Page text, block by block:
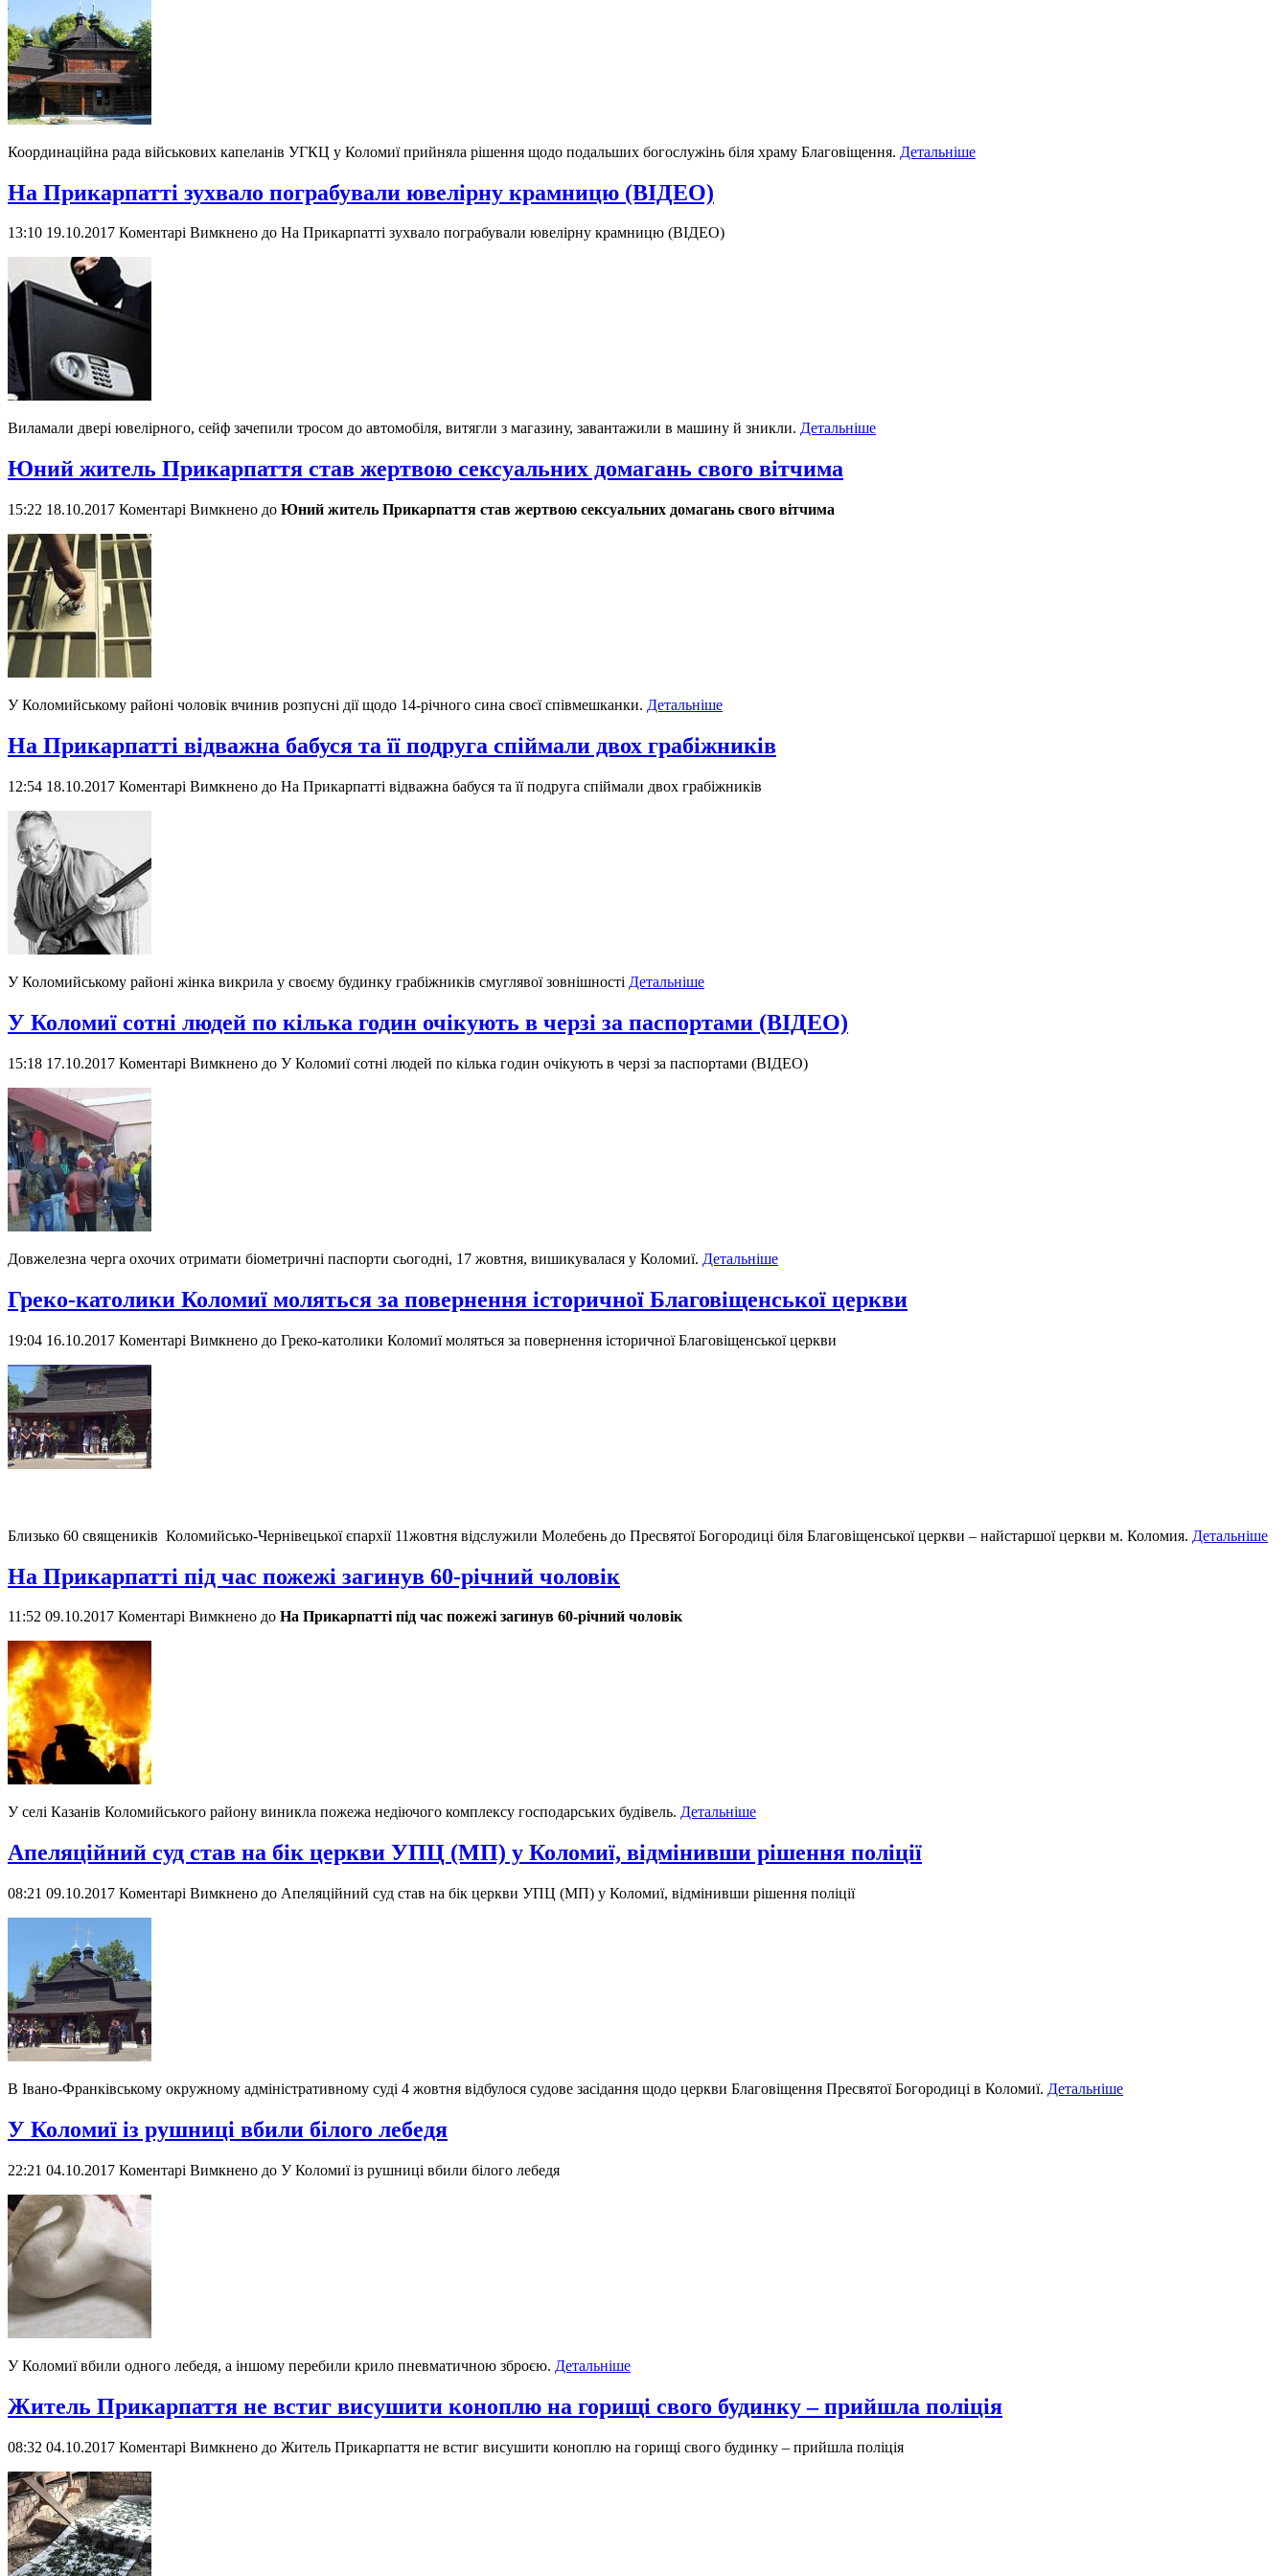
Координаційна рада військових капеланів УГКЦ у Коломиї прийняла рішення щодо подальших богослужінь біля храму Благовіщення. Детальніше
На Прикарпатті зухвало пограбували ювелірну крамницю (ВІДЕО)
13:10 19.10.2017 Коментарі Вимкнено до На Прикарпатті зухвало пограбували ювелірну крамницю (ВІДЕО)
Виламали двері ювелірного, сейф зачепили тросом до автомобіля, витягли з магазину, завантажили в машину й зникли. Детальніше
Юний житель Прикарпаття став жертвою сексуальних домагань свого вітчима
15:22 18.10.2017 Коментарі Вимкнено до Юний житель Прикарпаття став жертвою сексуальних домагань свого вітчима
У Коломийському районі чоловік вчинив розпусні дії щодо 14-річного сина своєї співмешканки. Детальніше
На Прикарпатті відважна бабуся та її подруга спіймали двох грабіжників
12:54 18.10.2017 Коментарі Вимкнено до На Прикарпатті відважна бабуся та її подруга спіймали двох грабіжників
У Коломийському районі жінка викрила у своєму будинку грабіжників смуглявої зовнішності Детальніше
У Коломиї сотні людей по кілька годин очікують в черзі за паспортами (ВІДЕО)
15:18 17.10.2017 Коментарі Вимкнено до У Коломиї сотні людей по кілька годин очікують в черзі за паспортами (ВІДЕО)
Довжелезна черга охочих отримати біометричні паспорти сьогодні, 17 жовтня, вишикувалася у Коломиї. Детальніше
Греко-католики Коломиї моляться за повернення історичної Благовіщенської церкви
19:04 16.10.2017 Коментарі Вимкнено до Греко-католики Коломиї моляться за повернення історичної Благовіщенської церкви
Близько 60 священиків Коломийсько-Чернівецької єпархії 11жовтня відслужили Молебень до Пресвятої Богородиці біля Благовіщенської церкви – найстаршої церкви м. Коломия. Детальніше
На Прикарпатті під час пожежі загинув 60-річний чоловік
11:52 09.10.2017 Коментарі Вимкнено до На Прикарпатті під час пожежі загинув 60-річний чоловік
У селі Казанів Коломийського району виникла пожежа недіючого комплексу господарських будівель. Детальніше
Апеляційний суд став на бік церкви УПЦ (МП) у Коломиї, відмінивши рішення поліції
08:21 09.10.2017 Коментарі Вимкнено до Апеляційний суд став на бік церкви УПЦ (МП) у Коломиї, відмінивши рішення поліції
В Івано-Франківському окружному адміністративному суді 4 жовтня відбулося судове засідання щодо церкви Благовіщення Пресвятої Богородиці в Коломиї. Детальніше
У Коломиї із рушниці вбили білого лебедя
22:21 04.10.2017 Коментарі Вимкнено до У Коломиї із рушниці вбили білого лебедя
У Коломиї вбили одного лебедя, а іншому перебили крило пневматичною зброєю. Детальніше
Житель Прикарпаття не встиг висушити коноплю на горищі свого будинку – прийшла поліція
08:32 04.10.2017 Коментарі Вимкнено до Житель Прикарпаття не встиг висушити коноплю на горищі свого будинку – прийшла поліція